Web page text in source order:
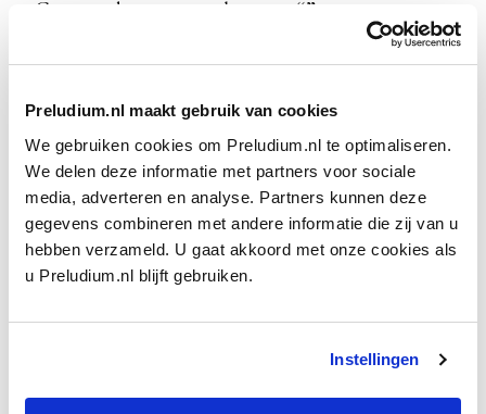
Preludium.nl maakt gebruik van cookies
We gebruiken cookies om Preludium.nl te optimaliseren.
We delen deze informatie met partners voor sociale
media, adverteren en analyse. Partners kunnen deze
gegevens combineren met andere informatie die zij van u
hebben verzameld. U gaat akkoord met onze cookies als
u Preludium.nl blijft gebruiken.
Instellingen
Geen resultaten gevonden voor “”.